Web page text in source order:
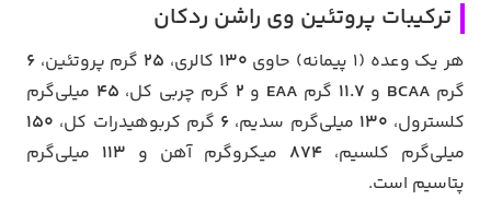
ترکیبات پروتئین وی راشن ردکان
هر یک وعده (۱ پیمانه) حاوی ۱۳۰ کالری، ۲۵ گرم پروتئین، ۶
گرم BCAA و ۱۱.۷ گرم EAA و ۲ گرم چربی کل، ۴۵ میلی‌گرم
کلسترول، ۱۳۰ میلی‌گرم سدیم، ۶ گرم کربوهیدرات کل، ۱۵۰
میلی‌گرم کلسیم، ۸۷۴ میکروگرم آهن و ۱۱۳ میلی‌گرم
پتاسیم است.